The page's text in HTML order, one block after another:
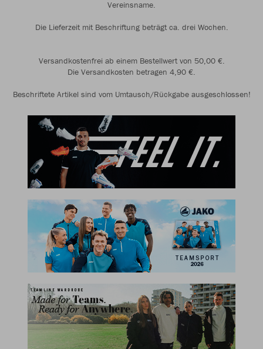
Vereinsname.
Die Lieferzeit mit Beschriftung beträgt ca. drei Wochen.
Versandkostenfrei ab einem Bestellwert von 50,00 €.
Die Versandkosten betragen 4,90 €.
Beschriftete Artikel sind vom Umtausch/Rückgabe ausgeschlossen!